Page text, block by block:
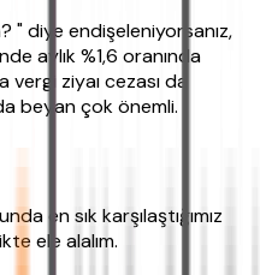
" diye endişeleniyorsanız,
aylık %1,6 oranında
vergi ziyaı cezası da
beyan çok önemli.
en sık karşılaştığımız
ele alalım.